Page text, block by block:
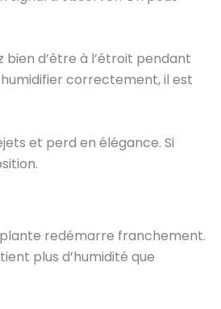
d’être à l’étroit pendant
correctement, il est
et perd en élégance. Si
redémarre franchement.
plus d’humidité que